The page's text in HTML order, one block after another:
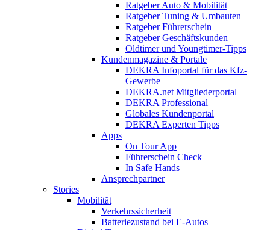
Ratgeber Auto & Mobilität
Ratgeber Tuning & Umbauten
Ratgeber Führerschein
Ratgeber Geschäftskunden
Oldtimer und Youngtimer-Tipps
Kundenmagazine & Portale
DEKRA Infoportal für das Kfz-
Gewerbe
DEKRA.net Mitgliederportal
DEKRA Professional
Globales Kundenportal
DEKRA Experten Tipps
Apps
On Tour App
Führerschein Check
In Safe Hands
Ansprechpartner
Stories
Mobilität
Verkehrssicherheit
Batteriezustand bei E-Autos